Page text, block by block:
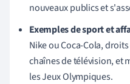
nouveaux publics et
Exemples de sport et
Nike ou Coca-Cola,
chaînes de télévision, et
les Jeux Olympiques.